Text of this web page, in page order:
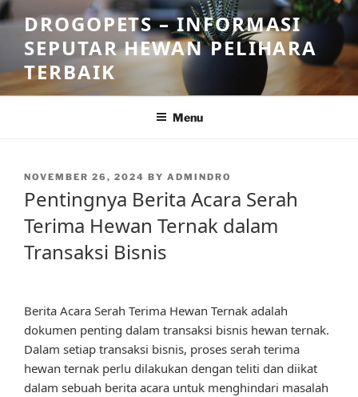
Skip
to
content
DROGOPETS – INFORMASI
SEPUTAR HEWAN PELIHARA
TERBAIK
Menu
POSTED
NOVEMBER 26, 2024 BY ADMINDRO
Pentingnya Berita Acara Serah
Terima Hewan Ternak dalam
Transaksi Bisnis
Berita Acara Serah Terima Hewan Ternak adalah
dokumen penting dalam transaksi bisnis hewan ternak.
Dalam setiap transaksi bisnis, proses serah terima
hewan ternak perlu dilakukan dengan teliti dan diikat
dalam sebuah berita acara untuk menghindari masalah